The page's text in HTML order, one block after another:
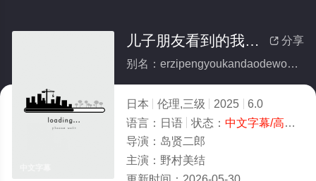
 分享
儿子朋友看到的我内裤内衣
别名：erzipengyoukandaodewoneikuneiyi
日本 伦理,三级 2025
6.0
语言： 日语 状态： 中文字幕/高清
导演： 岛贤二郎
主演： 野村美结